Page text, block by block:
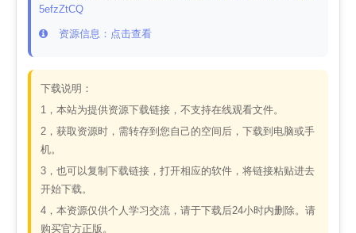
5efzZtCQ
资源信息：点击查看
下载说明：
1，本站为提供资源下载链接，不支持在线观看文件。
2，获取资源时，需转存到您自己的空间后，下载到电脑或手
机。
3，也可以复制下载链接，打开相应的软件，将链接粘贴进去
开始下载。
4，本资源仅供个人学习交流，请于下载后24小时内删除。请
购买官方正版。